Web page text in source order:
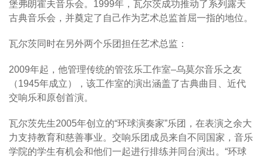
堡弗朗霍夫音乐会。1999年，瓦尔茨成功推动了系列露天
古典音乐会，并奠定了自己作为艺术总监首屈一指的地位。
瓦尔茨同时在另外两个乐团担任艺术总监：
2009年起，他管理传统的管弦乐工作室–乌莫尔音乐之友
（1945年成立），该工作室的演出涵盖了古典曲目、近代
交响乐和原创首演。
瓦尔茨先生2005年创立的“环球演奏家”乐团，在表演之余大
力支持教育和慈善事业。交响乐团成员来自不同国家，音乐
学院的学生有机会和他们一起进行排练并同台演出。“环球